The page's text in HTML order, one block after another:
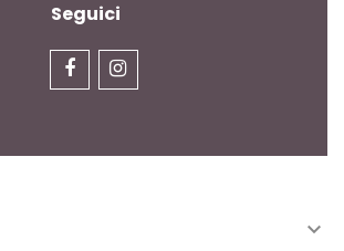
Seguici
